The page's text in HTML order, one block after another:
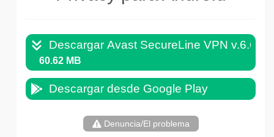
Descargar Avast SecureLine VPN
60.62 MB
Descargar desde Google Play
Denuncia/El problema